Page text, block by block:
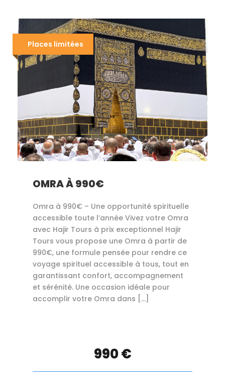
Places limitées
OMRA À 990€
Omra à 990€ – Une opportunité spirituelle
accessible toute l’année Vivez votre Omra
avec Hajir Tours à prix exceptionnel Hajir
Tours vous propose une Omra à partir de
990€, une formule pensée pour rendre ce
voyage spirituel accessible à tous, tout en
garantissant confort, accompagnement
et sérénité. Une occasion idéale pour
accomplir votre Omra dans […]
990 €